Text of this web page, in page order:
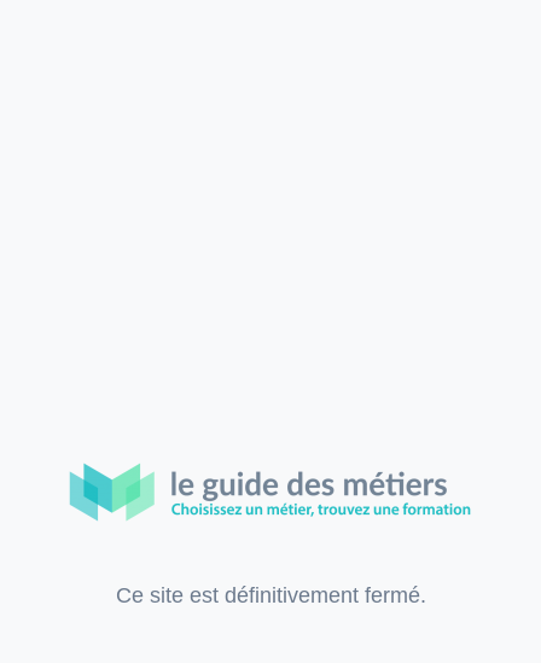
Ce site est définitivement fermé.